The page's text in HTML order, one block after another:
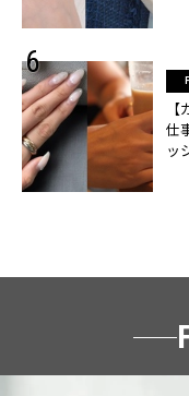
仕
ッ